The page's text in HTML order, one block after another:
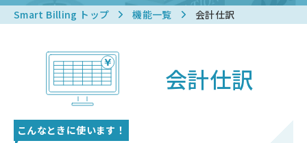
Smart Billing トップ 機能一覧 会計仕訳
会計仕訳
こんなときに使います！